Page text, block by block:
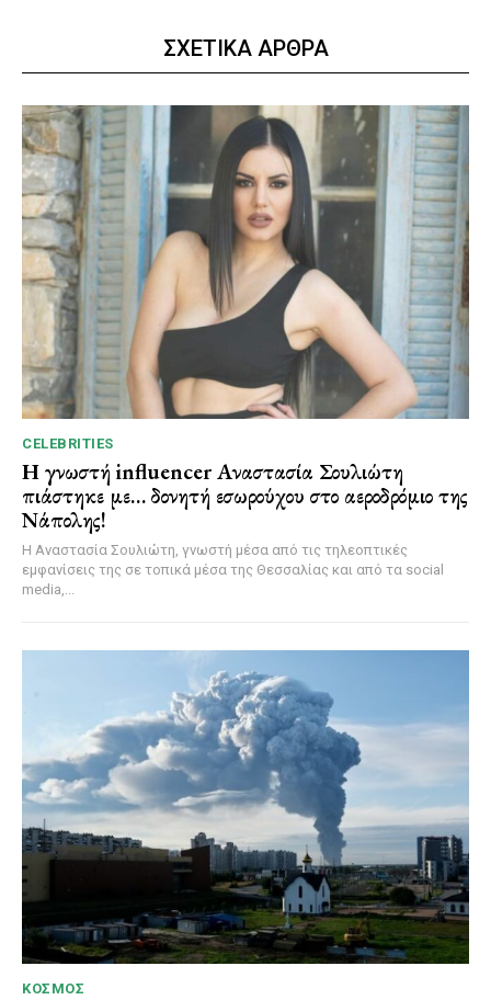
ΣΧΕΤΙΚΑ ΑΡΘΡΑ
CELEBRITIES
Η γνωστή influencer Αναστασία Σουλιώτη
πιάστηκε με… δονητή εσωρούχου στο αεροδρόμιο της
Νάπολης!
Η Αναστασία Σουλιώτη, γνωστή μέσα από τις τηλεοπτικές
εμφανίσεις της σε τοπικά μέσα της Θεσσαλίας και από τα social
media,...
ΚΌΣΜΟΣ